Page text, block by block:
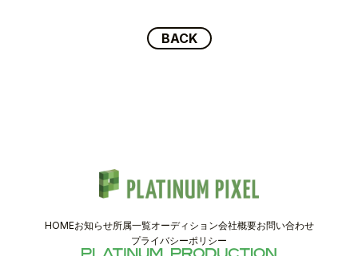
SCHEDULE
COMPANY
PIXEL SHOP
BACK
HOMEお知らせ所属一覧オーディション会社概要お問い合わせ
プライバシーポリシー